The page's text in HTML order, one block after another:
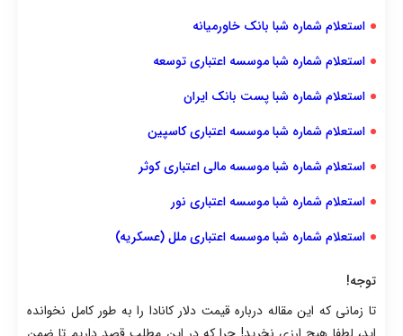
استعلام شماره شبا بانک خاورمیانه
استعلام شماره شبا موسسه اعتباری توسعه
استعلام شماره شبا پست بانک ایران
استعلام شماره شبا موسسه اعتباری کاسپین
استعلام شماره شبا موسسه مالی اعتباری کوثر
استعلام شماره شبا موسسه اعتباری نور
استعلام شماره شبا موسسه اعتباری ملل (عسکریه)
توجه!
تا زمانی که این مقاله درباره قیمت دلار کانادا را به طور کامل نخوانده